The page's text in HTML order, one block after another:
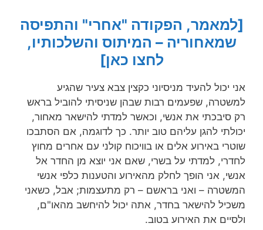
[למאמר, הפקודה "אחרי" והתפיסה
שמאחוריה – המיתוס והשלכותיו,
לחצו כאן]
אני יכול להעיד מניסיוני כקצין צבא צעיר שהגיע
למשטרה, שפעמים רבות שבהן שניסיתי להוביל בראש
רק סיבכתי את אנשי, וכאשר למדתי להישאר מאחור,
יכולתי להגן עליהם טוב יותר. כך לדוגמה, אם הסתבכו
שוטרי באירוע אלים או בוויכוח קולני עם אחרים מחוץ
לחדרי, למדתי על בשרי, שאם אני יוצא מן החדר אל
אנשי, אני הופך לחלק מהאירוע והטענות כלפי אנשי
המשטרה – ואני בראשם – רק מתעצמות; אבל, כשאני
משכיל להישאר בחדר, אתה יכול להיחשב מהאו"ם,
ולסיים את האירוע בטוב.